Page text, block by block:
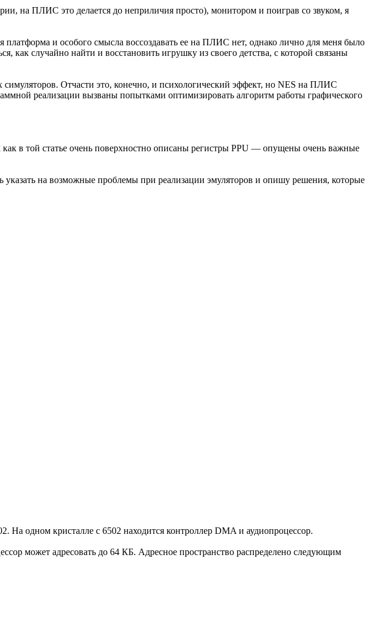
на ПЛИС это делается до неприличия просто), монитором и поиграв со звуком, я
платформа и особого смысла воссоздавать ее на ПЛИС нет, однако лично для меня было
как случайно найти и восстановить игрушку из своего детства, с которой связаны
Отчасти это, конечно, и психологический эффект, но NES на ПЛИС
реализации вызваны попытками оптимизировать алгоритм работы графического
в той статье очень поверхностно описаны регистры PPU — опущены очень важные
указать на возможные проблемы при реализации эмуляторов и опишу решения, которые
На одном кристалле с 6502 находится контроллер DMA и аудиопроцессор.
может адресовать до 64 КБ. Адресное пространство распределено следующим